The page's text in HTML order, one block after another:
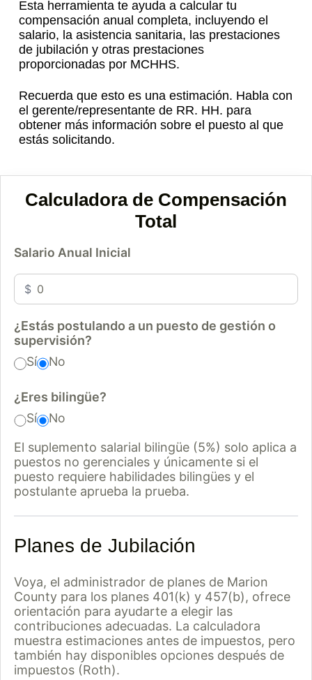
Esta herramienta te ayuda a calcular tu
compensación anual completa, incluyendo el
salario, la asistencia sanitaria, las prestaciones
de jubilación y otras prestaciones
proporcionadas por MCHHS.
Recuerda que esto es una estimación. Habla con
el gerente/representante de RR. HH. para
obtener más información sobre el puesto al que
estás solicitando.
Calculadora de Compensación
Total
Salario Anual Inicial
$
¿Estás postulando a un puesto de gestión o
supervisión?
Sí
No
¿Eres bilingüe?
Sí
No
El suplemento salarial bilingüe (5%) solo aplica a
puestos no gerenciales y únicamente si el
puesto requiere habilidades bilingües y el
postulante aprueba la prueba.
Planes de Jubilación
Voya, el administrador de planes de Marion
County para los planes 401(k) y 457(b), ofrece
orientación para ayudarte a elegir las
contribuciones adecuadas. La calculadora
muestra estimaciones antes de impuestos, pero
también hay disponibles opciones después de
impuestos (Roth).